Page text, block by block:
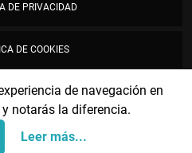
de navegación en
notarás la diferencia.
Leer más...
DE PRIVACIDAD
DE COOKIES